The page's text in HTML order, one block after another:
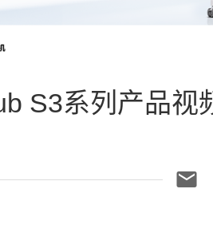
S3系列产品视